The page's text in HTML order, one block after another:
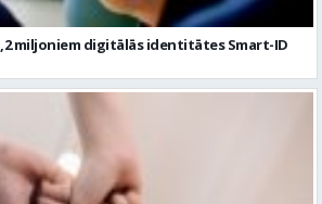
miljoniem digitālās identitātes Smart-ID